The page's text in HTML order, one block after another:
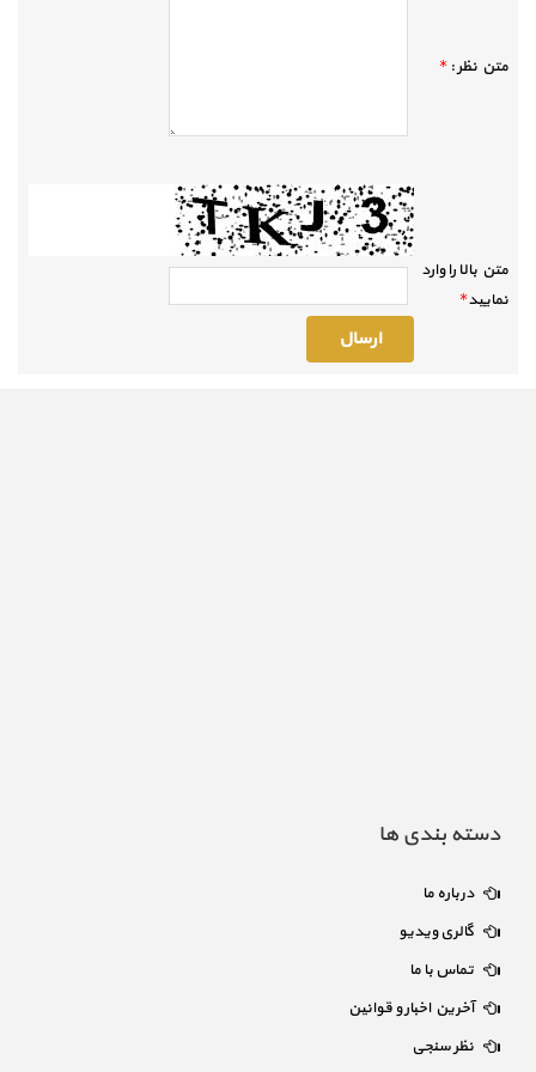
متن نظر :*
متن بالا را وارد
نماييد*
دسته بندی ها
درباره ما
گالری ویدیو
تماس با ما
آخرین اخبار و قوانین
نظر سنجی